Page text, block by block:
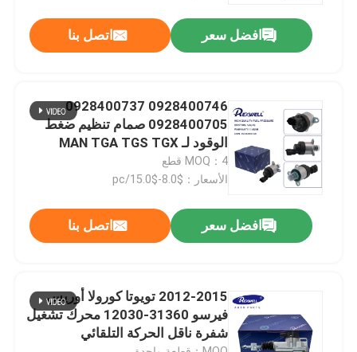
حولنا
مراقبة الجودة
اتصل بنا
أخبار
اطلب اقتباس
افضل سعر اتصل بنا
0928400746 0928400737
0928400705 صمام تنظيم ضغط
الوقود لـ MAN TGA TGS TGX
MOQ：4 قطع
الأسعار：$8.0-$15.0/pc
افضل سعر اتصل بنا
2012-2015 تويوتا كورولا أوريس
فيرسو 31360-12030 محرك تشغيل
شفرة ناقل الحركة التلقائي